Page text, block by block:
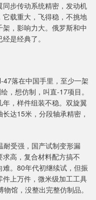
步传动系统精密，发动机
载重大，飞得稳，不挑地
，影响力大。俄罗斯和中
是经典了。
落在中国手里，至少一架
，想仿制，叫直-17项目。
，样件组装不稳。双旋翼
达15米，分段轴承精密，
受强，国产试制变形漏
高，复合材料配方搞不
。80年代初继续试，但振
上万件，微米级加工工具
馆，没整出完整仿制品。